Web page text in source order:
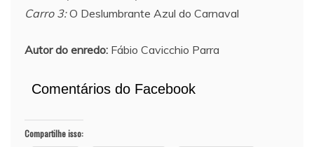
Carro 3:O Deslumbrante Azul do Carnaval
Autor do enredo: Fábio Cavicchio Parra
Comentários do Facebook
Compartilhe isso: